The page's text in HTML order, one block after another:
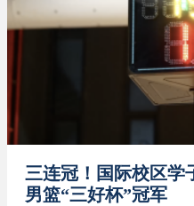
三连冠！国际校区学
男篮“三好杯”冠军